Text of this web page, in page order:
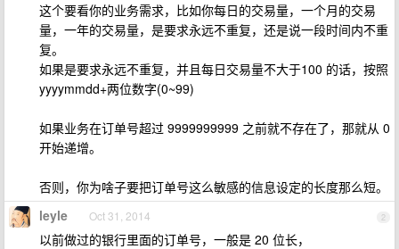
这个要看你的业务需求，比如你每日的交易量，一个月的交易
量，一年的交易量，是要求永远不重复，还是说一段时间内不重
复。
如果是要求永远不重复，并且每日交易量不大于100 的话，按照
yyyymmdd+两位数字(0~99)
如果业务在订单号超过 9999999999 之前就不存在了，那就从 0
开始递增。
否则，你为啥子要把订单号这么敏感的信息设定的长度那么短。
2
leyle Oct 31, 2014
以前做过的银行里面的订单号，一般是 20 位长，